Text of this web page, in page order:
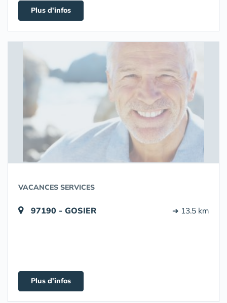
Plus d'infos
VACANCES SERVICES
97190 - GOSIER ➔ 13.5 km
Plus d'infos